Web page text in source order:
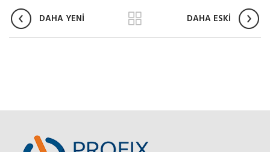
DAHA YENİ DAHA ESKİ